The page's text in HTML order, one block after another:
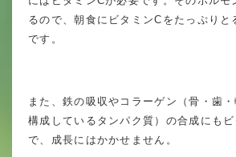
るので、朝食にビタミンCをたっぷりと
です。
また、鉄の吸収やコラーゲン（骨・歯
構成しているタンパク質）の合成にも
で、成長にはかかせません。